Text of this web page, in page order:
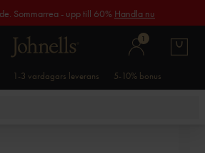
Sommarrea - upp till 60% Handla nu
1
1-3 vardagars leverans 5-10% bonus